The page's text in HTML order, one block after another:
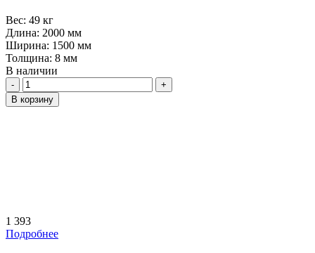
Вес: 49 кг
Длина: 2000 мм
Ширина: 1500 мм
Толщина: 8 мм
В наличии
Количество
В корзину
1 393
Подробнее